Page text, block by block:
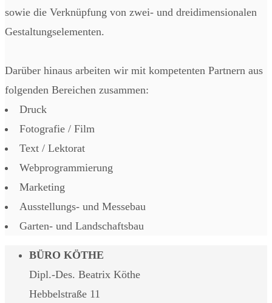
sowie die Verknüpfung von zwei- und dreidimensionalen
Gestaltungselementen.
Darüber hinaus arbeiten wir mit kompetenten Partnern aus
folgenden Bereichen zusammen:
Druck
Fotografie / Film
Text / Lektorat
Webprogrammierung
Marketing
Ausstellungs- und Messebau
Garten- und Landschaftsbau
BÜRO KÖTHE
Dipl.-Des. Beatrix Köthe
Hebbelstraße 11